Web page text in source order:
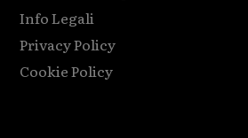
Info Legali
Privacy Policy
Cookie Policy